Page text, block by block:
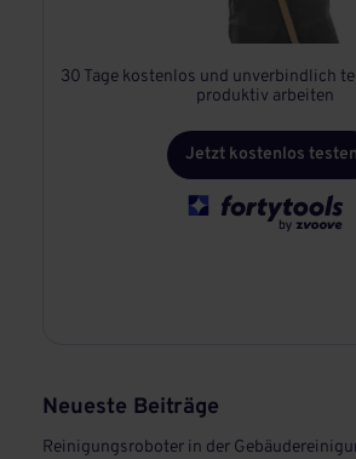
30 Tage kostenlos und unverbindlich
produktiv arbeiten
Jetzt kostenlos testen
Neueste Beiträge
Reinigungsroboter in der